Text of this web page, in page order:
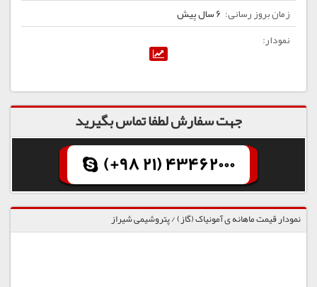
6 سال پیش
جهت سفارش لطفا تماس بگیرید
(+98 21) 43462000
نمودار قیمت ماهانه ی آمونیاک (گاز) / پتروشیمی شیراز